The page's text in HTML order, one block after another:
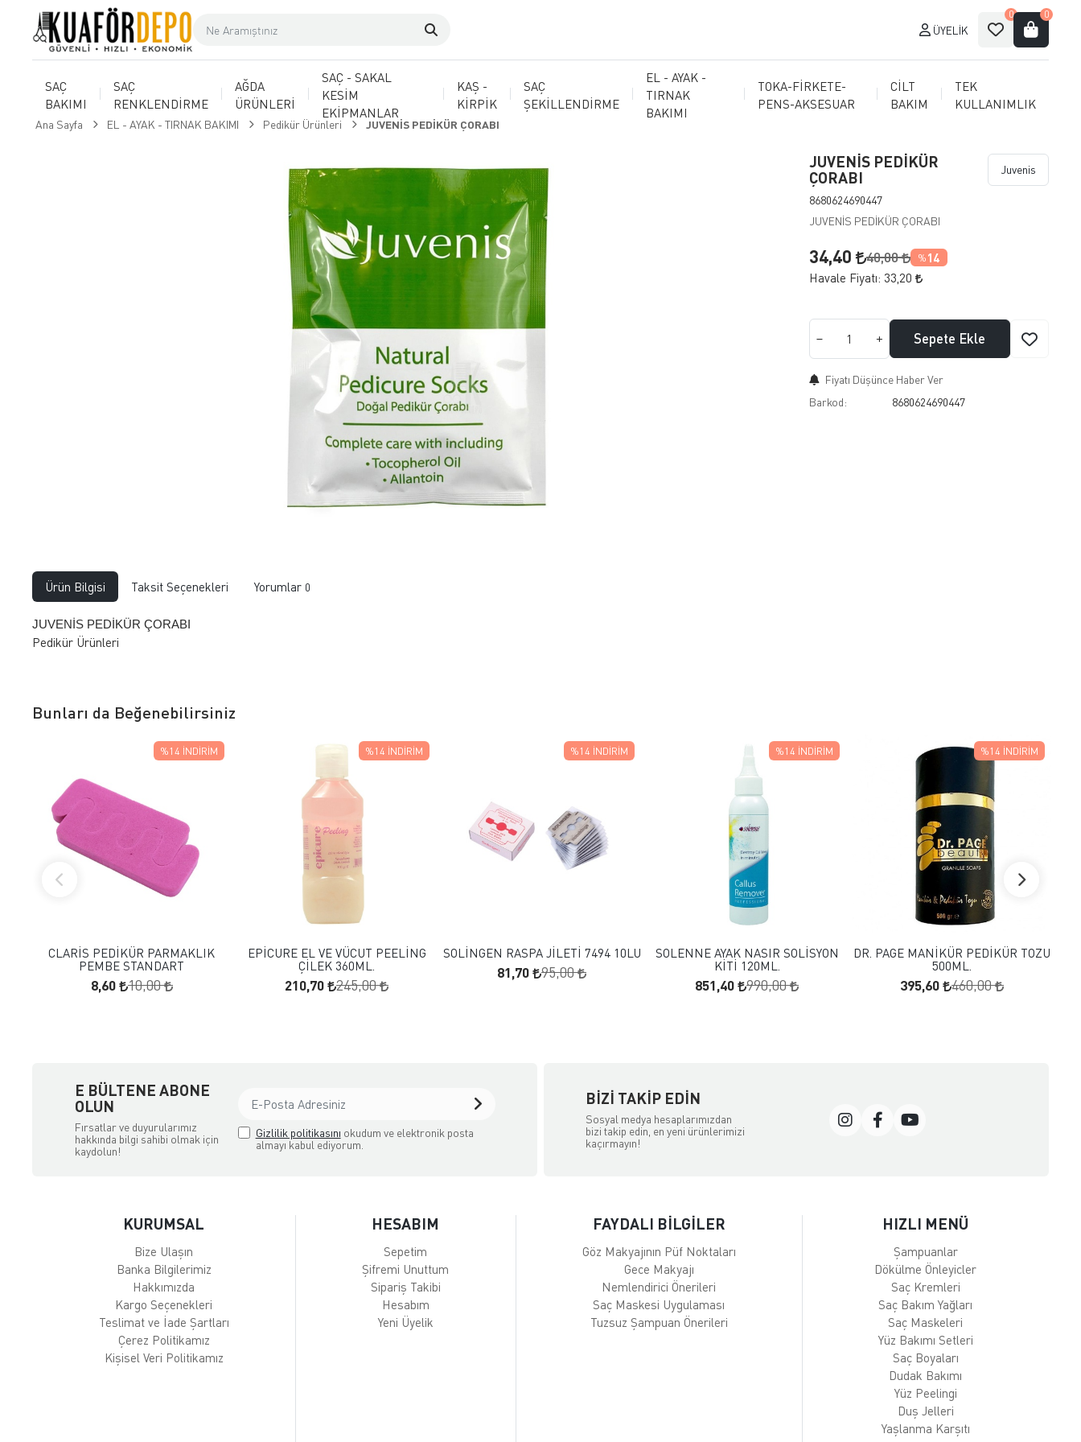
ÜYELIK
0 0
SAÇ
BAKIMI
SAÇ
RENKLENDİRME
AĞDA
ÜRÜNLERİ
SAÇ - SAKAL
KESİM
EKİPMANLAR
KAŞ -
KİRPİK
SAÇ
ŞEKİLLENDİRME
EL - AYAK -
TIRNAK
BAKIMI
TOKA-FİRKETE-
PENS-AKSESUAR
CİLT
BAKIM
TEK
KULLANIMLIK
Ana Sayfa EL - AYAK - TIRNAK BAKIMI Pedikür Ürünleri JUVENİS PEDİKÜR ÇORABI
JUVENİS PEDİKÜR
ÇORABI
8680624690447
Juvenis
JUVENİS PEDİKÜR ÇORABI
34,40 40,00 % 14
Havale Fiyatı: 33,20
Sepete Ekle
Fiyatı Düşünce Haber Ver
Barkod:
8680624690447
Ürün Bilgisi Taksit Seçenekleri Yorumlar 0
JUVENİS PEDİKÜR ÇORABI
Pedikür Ürünleri
Bunları da Beğenebilirsiniz
FAVORILERE EKLE
CLARİS PEDİKÜR PARMAKLIK
PEMBE STANDART
8,60 10,00
%14 İNDIRIM
FAVORILERE EKLE
SEPETE EKLE
EPİCURE EL VE VÜCUT PEELİNG
ÇİLEK 360ML.
210,70 245,00
%14 İNDIRIM
SOLİNGEN RASPA JİLETİ 7494 10LU
81,70 95,00
%14 İNDIRIM
FAVORILERE EKLE
SEPETE EKLE
SOLENNE AYAK NASIR SOLİSYON
KİTİ 120ML.
851,40 990,00
%14 İNDIRIM
SEPETE EKLE
DR. PAGE MANİKÜR PEDİKÜR TOZU
500ML.
395,60 460,00
%14 İNDIRIM
E BÜLTENE ABONE
OLUN
Fırsatlar ve duyurularımız
hakkında bilgi sahibi olmak için
kaydolun!
Gizlilik politikasını okudum ve elektronik posta
almayı kabul ediyorum.
BIZI TAKIP EDIN
Sosyal medya hesaplarımızdan
bizi takip edin, en yeni ürünlerimizi
kaçırmayın!
KURUMSAL
Bize Ulaşın
Banka Bilgilerimiz
Hakkımızda
Kargo Seçenekleri
Teslimat ve İade Şartları
Çerez Politikamız
Kişisel Veri Politikamız
HESABIM
Sepetim
Şifremi Unuttum
Sipariş Takibi
Hesabım
Yeni Üyelik
FAYDALI BİLGİLER
Göz Makyajının Püf Noktaları
Gece Makyajı
Nemlendirici Önerileri
Saç Maskesi Uygulaması
Tuzsuz Şampuan Önerileri
HIZLI MENÜ
Şampuanlar
Dökülme Önleyicler
Saç Kremleri
Saç Bakım Yağları
Saç Maskeleri
Yüz Bakımı Setleri
Saç Boyaları
Dudak Bakımı
Yüz Peelingi
Duş Jelleri
Yaşlanma Karşıtı